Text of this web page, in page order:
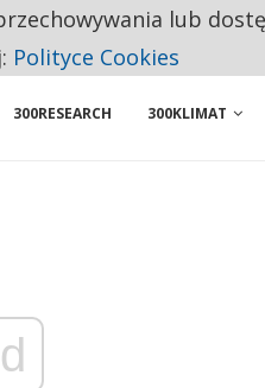
PRACY
300RESEARCH 300KLIMAT
lub
Polityce Cookies